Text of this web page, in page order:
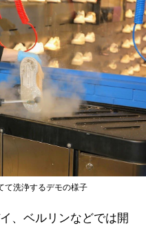
て洗浄するデモの様子
、ベルリンなどでは開